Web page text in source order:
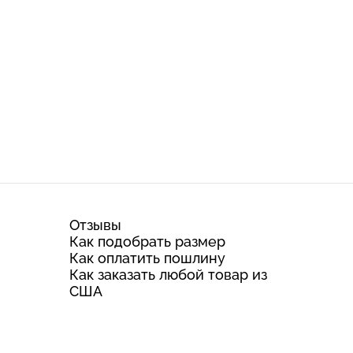
Отзывы
Как подобрать размер
Как оплатить пошлину
Как заказать любой товар из
США